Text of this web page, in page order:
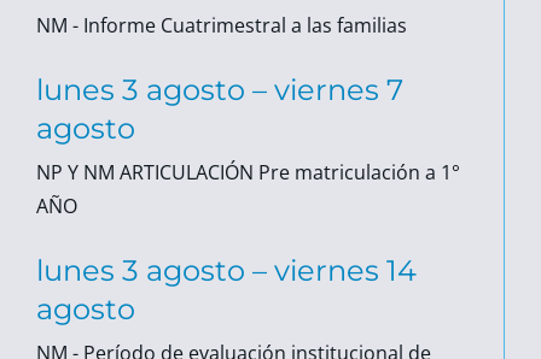
NM - Informe Cuatrimestral a las familias
lunes 3 agosto – viernes 7
agosto
NP Y NM ARTICULACIÓN Pre matriculación a 1°
AÑO
lunes 3 agosto – viernes 14
agosto
NM - Período de evaluación institucional de